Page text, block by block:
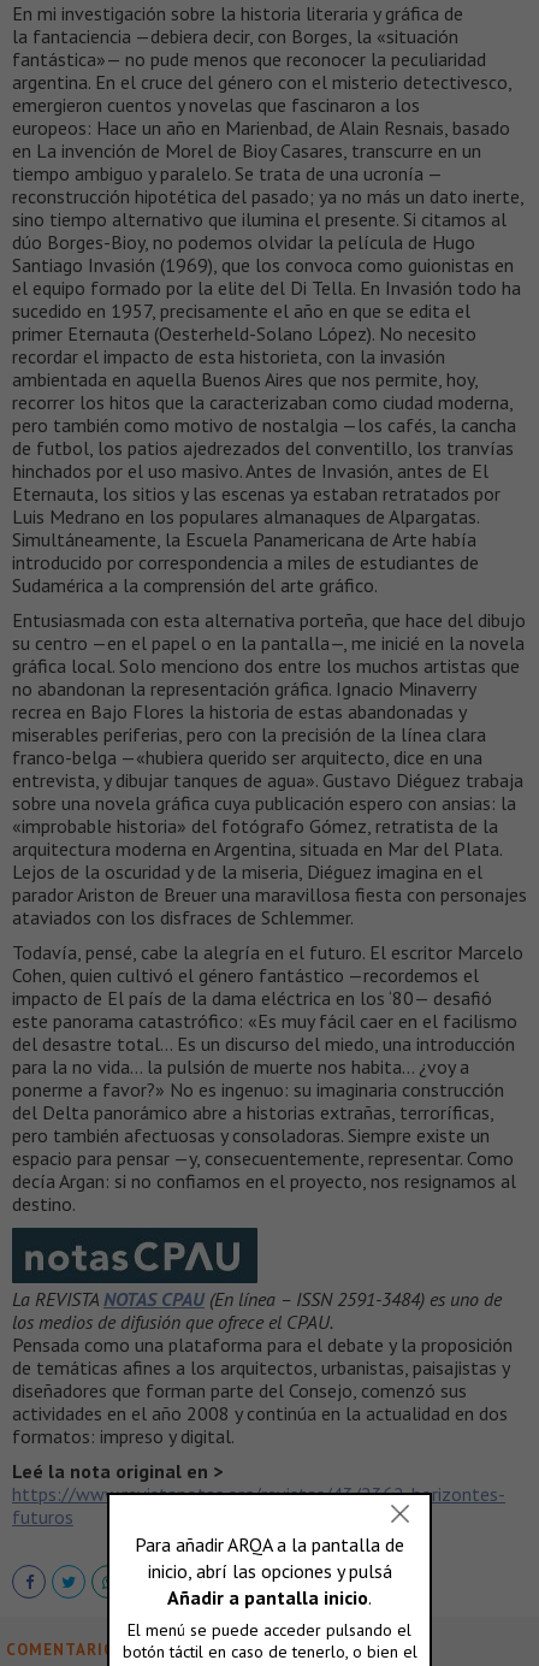
En mi investigación sobre la historia literaria y gráfica de
la fantaciencia —debiera decir, con Borges, la «situación
fantástica»— no pude menos que reconocer la peculiaridad
argentina. En el cruce del género con el misterio detectivesco,
emergieron cuentos y novelas que fascinaron a los
europeos: Hace un año en Marienbad, de Alain Resnais, basado
en La invención de Morel de Bioy Casares, transcurre en un
tiempo ambiguo y paralelo. Se trata de una ucronía —
reconstrucción hipotética del pasado; ya no más un dato inerte,
sino tiempo alternativo que ilumina el presente. Si citamos al
dúo Borges-Bioy, no podemos olvidar la película de Hugo
Santiago Invasión (1969), que los convoca como guionistas en
el equipo formado por la elite del Di Tella. En Invasión todo ha
sucedido en 1957, precisamente el año en que se edita el
primer Eternauta (Oesterheld-Solano López). No necesito
recordar el impacto de esta historieta, con la invasión
ambientada en aquella Buenos Aires que nos permite, hoy,
recorrer los hitos que la caracterizaban como ciudad moderna,
pero también como motivo de nostalgia —los cafés, la cancha
de futbol, los patios ajedrezados del conventillo, los tranvías
hinchados por el uso masivo. Antes de Invasión, antes de El
Eternauta, los sitios y las escenas ya estaban retratados por
Luis Medrano en los populares almanaques de Alpargatas.
Simultáneamente, la Escuela Panamericana de Arte había
introducido por correspondencia a miles de estudiantes de
Sudamérica a la comprensión del arte gráfico.
Entusiasmada con esta alternativa porteña, que hace del dibujo
su centro —en el papel o en la pantalla—, me inicié en la novela
gráfica local. Solo menciono dos entre los muchos artistas que
no abandonan la representación gráfica. Ignacio Minaverry
recrea en Bajo Flores la historia de estas abandonadas y
miserables periferias, pero con la precisión de la línea clara
franco-belga —«hubiera querido ser arquitecto, dice en una
entrevista, y dibujar tanques de agua». Gustavo Diéguez trabaja
sobre una novela gráfica cuya publicación espero con ansias: la
«improbable historia» del fotógrafo Gómez, retratista de la
arquitectura moderna en Argentina, situada en Mar del Plata.
Lejos de la oscuridad y de la miseria, Diéguez imagina en el
parador Ariston de Breuer una maravillosa fiesta con personajes
ataviados con los disfraces de Schlemmer.
Todavía, pensé, cabe la alegría en el futuro. El escritor Marcelo
Cohen, quien cultivó el género fantástico —recordemos el
impacto de El país de la dama eléctrica en los ‘80— desafió
este panorama catastrófico: «Es muy fácil caer en el facilismo
del desastre total… Es un discurso del miedo, una introducción
para la no vida… la pulsión de muerte nos habita… ¿voy a
ponerme a favor?» No es ingenuo: su imaginaria construcción
del Delta panorámico abre a historias extrañas, terroríficas,
pero también afectuosas y consoladoras. Siempre existe un
espacio para pensar —y, consecuentemente, representar. Como
decía Argan: si no confiamos en el proyecto, nos resignamos al
destino.
La REVISTA NOTAS CPAU (En línea – ISSN 2591-3484) es uno de
los medios de difusión que ofrece el CPAU.
Pensada como una plataforma para el debate y la proposición
de temáticas afines a los arquitectos, urbanistas, paisajistas y
diseñadores que forman parte del Consejo, comenzó sus
actividades en el año 2008 y continúa en la actualidad en dos
formatos: impreso y digital.
Leé la nota original en >
https://www.revistanotas.org/revistas/43/2362-horizontes-
futuros
COMENTARIOS